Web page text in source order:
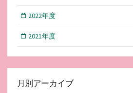
2022年度
2021年度
月別アーカイブ